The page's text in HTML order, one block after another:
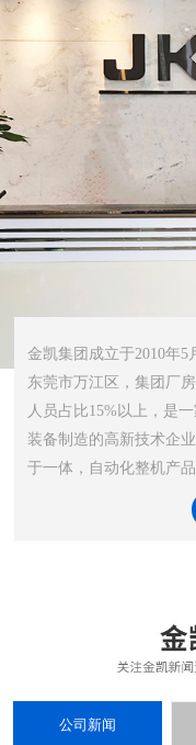
金凯集团成立于2010年
东莞市万江区，集团厂
人员占比15%以上，是
装备制造的高新技术企
于一体，自动化整机产
公司新闻